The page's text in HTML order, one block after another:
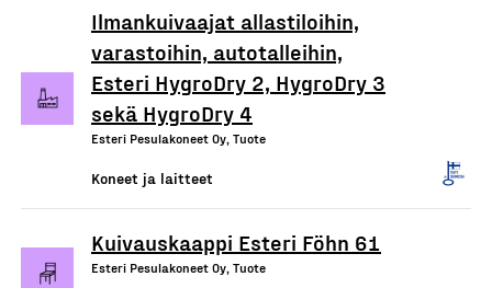
Ilmankuivaajat allastiloihin,
varastoihin, autotalleihin,
Esteri HygroDry 2, HygroDry 3
sekä HygroDry 4
Esteri Pesulakoneet Oy, Tuote
Koneet ja laitteet
Kuivauskaappi Esteri Föhn 61
Esteri Pesulakoneet Oy, Tuote